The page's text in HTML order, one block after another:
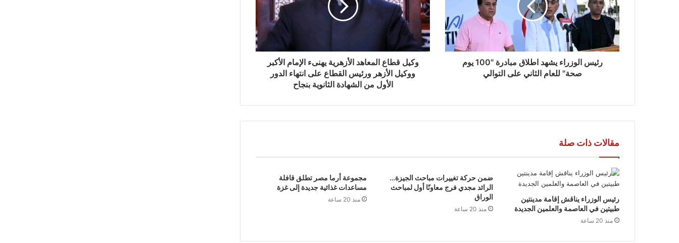
رئيس الوزراء يشهد اطلاق مبادرة "100 يوم
صحة" للعام الثاني على التوالي
وكيل قطاع المعاهد الأزهرية يهنىء الإمام الأكبر
ووكيل الأزهر ورئيس القطاع على انتهاء الدور
الأول من الشهادة الثانوية بنجاح
مقالات ذات صلة
رئيس الوزراء يناقش إقامة مدينتين
طبيتين في العاصمة والعلمين الجديدة
منذ 20 ساعة
ضمن حركة تغييرات مباحث الجيزة…
الرائد مجدي فرج معاونًا أول لمباحث
الوراق
منذ 20 ساعة
مجموعة أرما مصر تطلق قافلة
مساعدات غذائية جديدة إلى غزة
منذ 20 ساعة